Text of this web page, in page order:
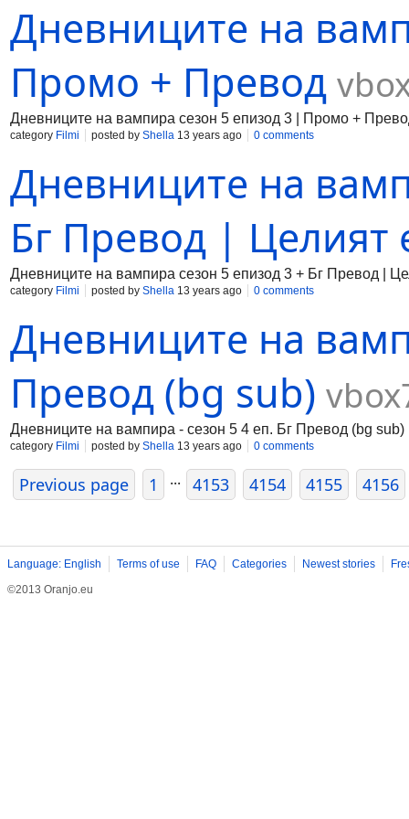
Дневниците на
Промо + Превод
Дневниците на вампира сезон 5 епизод 3 | Промо +
category Filmi posted by Shella 13 years ago 0 comments
Дневниците на
Бг Превод | Целият
Дневниците на вампира сезон 5 епизод 3 + Бг Превод |
category Filmi posted by Shella 13 years ago 0 comments
Дневниците на
Превод (bg sub)
Дневниците на вампира - сезон 5 4 еп. Бг Превод (bg sub)
category Filmi posted by Shella 13 years ago 0 comments
Previous page 1 ... 4153 4154 4155 4156
Language: English Terms of use FAQ Categories Newest stories
©2013 Oranjo.eu